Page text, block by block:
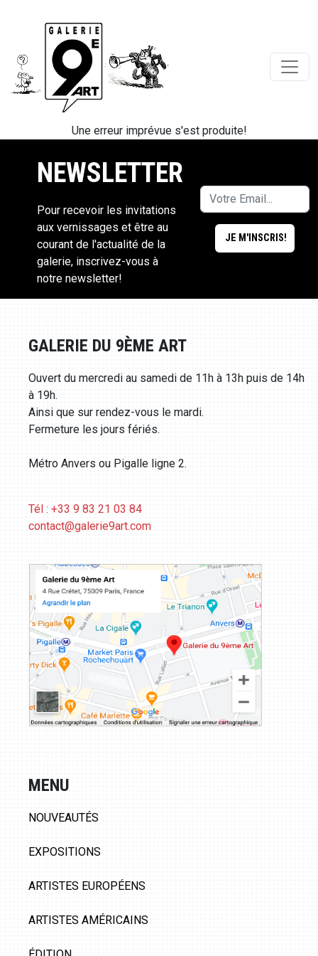
Une erreur imprévue s'est produite!
NEWSLETTER
Pour recevoir les invitations
aux vernissages et être au
courant de l'actualité de la
galerie, inscrivez-vous à
notre newsletter!
GALERIE DU 9ÈME ART
Ouvert du mercredi au samedi de 11h à 13h puis de 14h
à 19h.
Ainsi que sur rendez-vous le mardi.
Fermeture les jours fériés.
Métro Anvers ou Pigalle ligne 2.
Tél : +33 9 83 21 03 84
contact@galerie9art.com
MENU
NOUVEAUTÉS
EXPOSITIONS
ARTISTES EUROPÉENS
ARTISTES AMÉRICAINS